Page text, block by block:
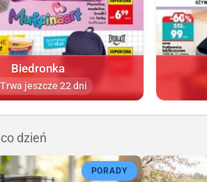
Biedronka
Trwa jeszcze 22 dni
dzień
PORADY